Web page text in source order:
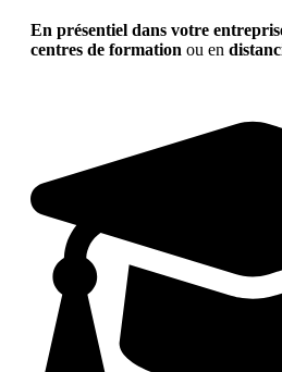
En présentiel dans votre
centres de formation ou en